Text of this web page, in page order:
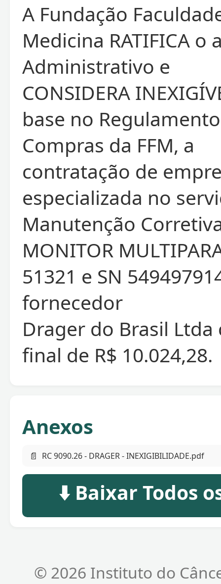
A Fundação
Medicina RATIFICA o
Administrativo e
CONSIDERA
base no
Compras da FFM, a
contratação de
especializada no
Manutenção
MONITOR
51321 e SN
fornecedor
Drager do Brasil
final de R$ 10.024,28.
Anexos
📄 RC 9090.26 - DRAGER - INEXIGIBILIDADE.pdf
⬇️ Baixar Todos
© 2026 Instituto do